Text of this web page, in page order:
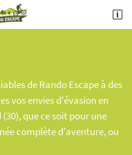

de Rando Escape à des
vos envies d'évasion en
que ce soit pour une
complète d'aventure, ou